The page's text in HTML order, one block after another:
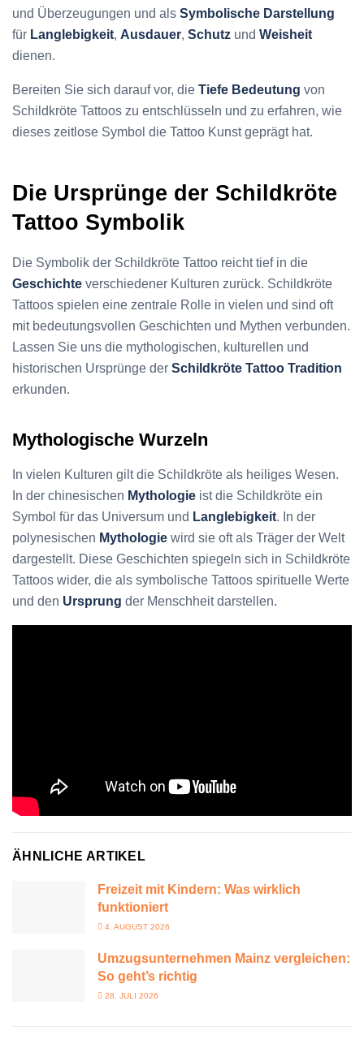
und Überzeugungen und als Symbolische Darstellung
für Langlebigkeit, Ausdauer, Schutz und Weisheit
dienen.
Bereiten Sie sich darauf vor, die Tiefe Bedeutung von
Schildkröte Tattoos zu entschlüsseln und zu erfahren, wie
dieses zeitlose Symbol die Tattoo Kunst geprägt hat.
Die Ursprünge der Schildkröte
Tattoo Symbolik
Die Symbolik der Schildkröte Tattoo reicht tief in die
Geschichte verschiedener Kulturen zurück. Schildkröte
Tattoos spielen eine zentrale Rolle in vielen und sind oft
mit bedeutungsvollen Geschichten und Mythen verbunden.
Lassen Sie uns die mythologischen, kulturellen und
historischen Ursprünge der Schildkröte Tattoo Tradition
erkunden.
Mythologische Wurzeln
In vielen Kulturen gilt die Schildkröte als heiliges Wesen.
In der chinesischen Mythologie ist die Schildkröte ein
Symbol für das Universum und Langlebigkeit. In der
polynesischen Mythologie wird sie oft als Träger der Welt
dargestellt. Diese Geschichten spiegeln sich in Schildkröte
Tattoos wider, die als symbolische Tattoos spirituelle Werte
und den Ursprung der Menschheit darstellen.
ÄHNLICHE ARTIKEL
Freizeit mit Kindern: Was wirklich
funktioniert
4. AUGUST 2026
Umzugsunternehmen Mainz vergleichen:
So geht’s richtig
28. JULI 2026